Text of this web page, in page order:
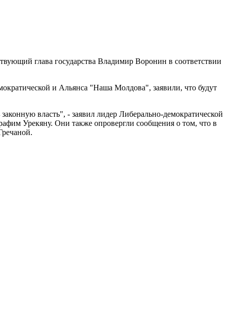
глава государства Владимир Воронин в соответствии
и Альянса "Наша Молдова", заявили, что будут
власть", - заявил лидер Либерально-демократической
Урекяну. Они также опровергли сообщения о том, что в